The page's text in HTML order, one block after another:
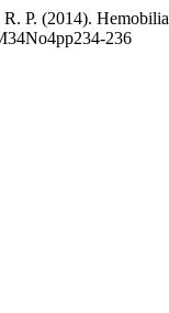
P. (2014).
236